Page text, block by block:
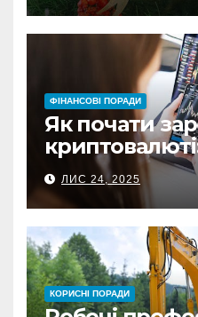
ФІНАНСОВІ ПОРАДИ
Як почати
знати перед
інвестицією
ЛИС 24, 2025
КОРИСНІ ПОРАДИ